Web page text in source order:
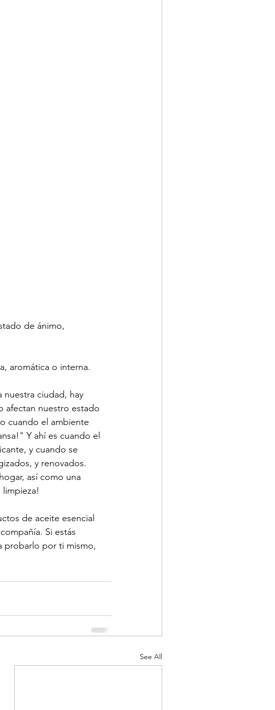
de ánimo,
aromática o interna.
nuestra ciudad, hay
afectan nuestro estado
cuando el ambiente
Y ahí es cuando el
y cuando se
y renovados.
así como una
de aceite esencial
Si estás
probarlo por ti mismo,
See All